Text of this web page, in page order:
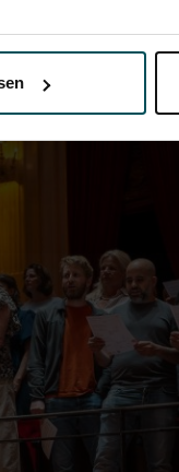
op elk moment
en verwerken.